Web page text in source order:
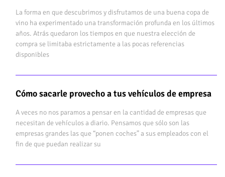
La forma en que descubrimos y disfrutamos de una buena copa de
vino ha experimentado una transformación profunda en los últimos
años. Atrás quedaron los tiempos en que nuestra elección de
compra se limitaba estrictamente a las pocas referencias
disponibles
Cómo sacarle provecho a tus vehículos de empresa
A veces no nos paramos a pensar en la cantidad de empresas que
necesitan de vehículos a diario. Pensamos que sólo son las
empresas grandes las que “ponen coches” a sus empleados con el
fin de que puedan realizar su